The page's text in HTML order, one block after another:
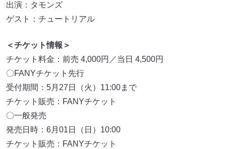
出演：タモンズ
ゲスト：チュートリアル
＜チケット情報＞
チケット料金：前売 4,000円／当日 4,500円
〇FANYチケット先行
受付期間：5月27日（火）11:00まで
チケット販売：FANYチケット
〇一般発売
発売日時：6月01日（日）10:00
チケット販売：FANYチケット